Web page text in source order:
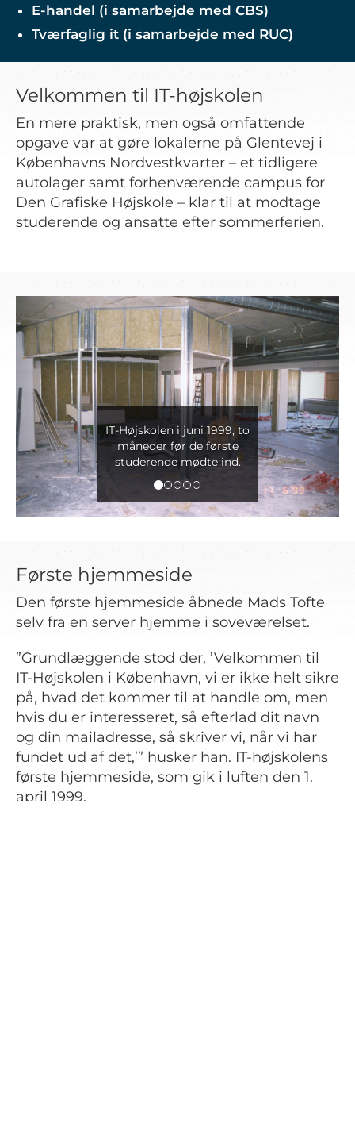
E-handel (i samarbejde med CBS)
Tværfaglig it (i samarbejde med RUC)
Velkommen til IT-højskolen
En mere praktisk, men også omfattende
opgave var at gøre lokalerne på Glentevej i
Københavns Nordvestkvarter – et tidligere
autolager samt forhenværende campus for
Den Grafiske Højskole – klar til at modtage
studerende og ansatte efter sommerferien.
IT-Højskolen i juni 1999, to
måneder før de første
studerende mødte ind.
Previous Next
Første hjemmeside
Den første hjemmeside åbnede Mads Tofte
selv fra en server hjemme i soveværelset.
”Grundlæggende stod der, ’Velkommen til
IT-Højskolen i København, vi er ikke helt sikre
på, hvad det kommer til at handle om, men
hvis du er interesseret, så efterlad dit navn
og din mailadresse, så skriver vi, når vi har
fundet ud af det,’” husker han. IT-højskolens
første hjemmeside, som gik i luften den 1.
april 1999.